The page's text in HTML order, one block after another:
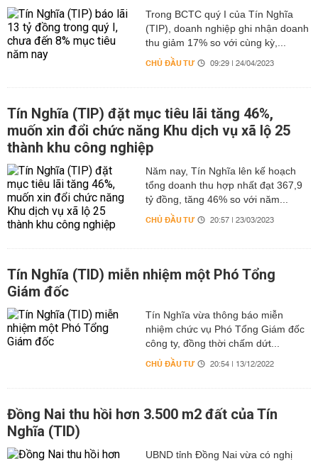
Trong BCTC quý I của Tín Nghĩa
(TIP), doanh nghiệp ghi nhận doanh
thu giảm 17% so với cùng kỳ,...
CHỦ ĐẦU TƯ 09:29 | 24/04/2023
Tín Nghĩa (TIP) đặt mục tiêu lãi tăng 46%,
muốn xin đổi chức năng Khu dịch vụ xã lộ 25
thành khu công nghiệp
Năm nay, Tín Nghĩa lên kế hoạch
tổng doanh thu hợp nhất đạt 367,9
tỷ đồng, tăng 46% so với năm...
CHỦ ĐẦU TƯ 20:57 | 23/03/2023
Tín Nghĩa (TID) miễn nhiệm một Phó Tổng
Giám đốc
Tín Nghĩa vừa thông báo miễn
nhiệm chức vụ Phó Tổng Giám đốc
công ty, đồng thời chấm dứt...
CHỦ ĐẦU TƯ 20:54 | 13/12/2022
Đồng Nai thu hồi hơn 3.500 m2 đất của Tín
Nghĩa (TID)
UBND tỉnh Đồng Nai vừa có nghị